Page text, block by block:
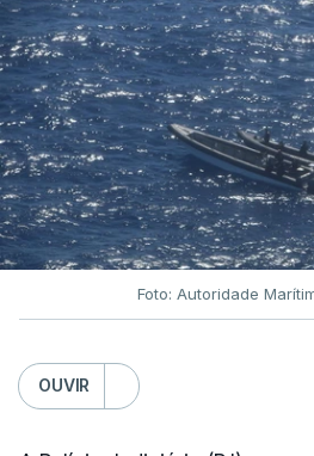
Foto: Autoridade
OUVIR